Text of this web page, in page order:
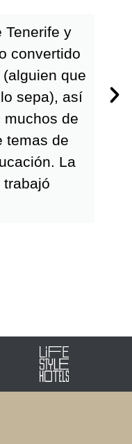
Tenerife y
convertido
que
sepa), así
muchos de
temas de
La